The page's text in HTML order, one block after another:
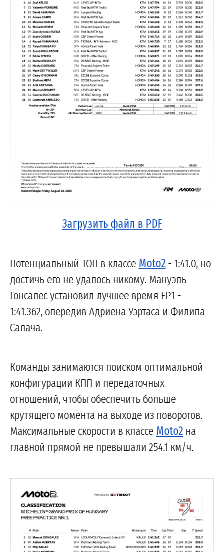
Загрузить файл в PDF
Потенциальный ТОП в классе Moto2 - 1:41.0, но
достичь его не удалось никому. Мануэль
Гонсалес установил лучшее время FP1 -
1:41.362, опередив Адриена Уэртаса и Филипа
Салача.
Команды занимаются поиском оптимальной
конфигурации КПП и передаточных
отношений, чтобы обеспечить больше
крутящего момента на выходе из поворотов.
Максимальные скорости в классе Moto2 на
главной прямой не превышали 254.1 км/ч.